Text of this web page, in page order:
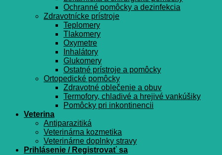
Ochranné pomôcky a dezinfekcia
Zdravotnícke prístroje
Teplomery
Tlakomery
Oxymetre
Inhalátory
Glukomery
Ostatné prístroje a pomôcky
Ortopedické pomôcky
Zdravotné oblečenie a obuv
Termofory, chladivé a hrejivé vankúšiky
Pomôcky pri inkontinencii
Veterina
Antiparazitiká
Veterinárna kozmetika
Veterinárne doplnky stravy
Prihlásenie / Registrovať sa